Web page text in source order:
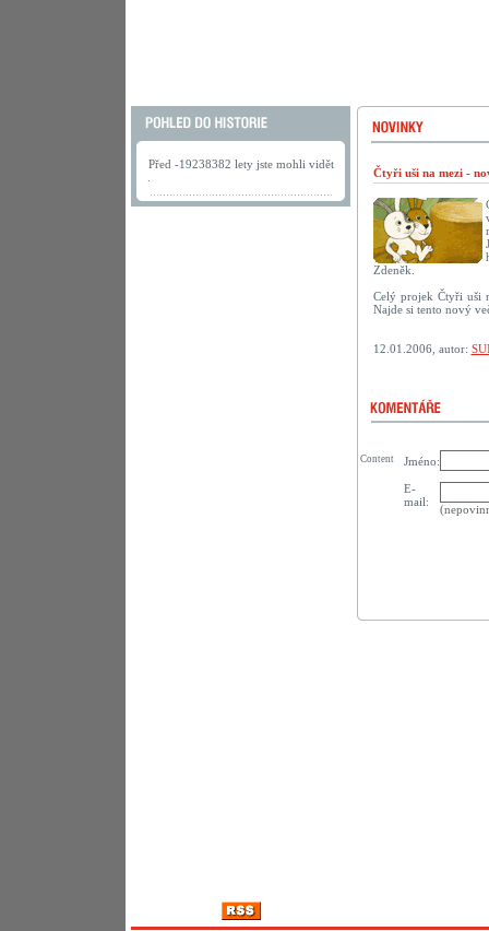
Před -19238382 lety jste mohli vidět
Čtyři uši na mezi -
Zdeněk.
Celý projek Čtyři uši
Najde si tento nový
12.01.2006, autor:
Jméno:
E-
mail:
Content